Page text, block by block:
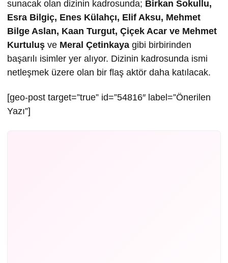
sunacak olan dizinin kadrosunda; Birkan Sokullu,
Esra Bilgiç, Enes Külahçı, Elif Aksu, Mehmet
Bilge Aslan, Kaan Turgut, Çiçek Acar ve Mehmet
Kurtuluş ve Meral Çetinkaya gibi birbirinden
başarılı isimler yer alıyor. Dizinin kadrosunda ismi
netleşmek üzere olan bir flaş aktör daha katılacak.
[geo-post target=”true” id=”54816″ label=”Önerilen
Yazı”]